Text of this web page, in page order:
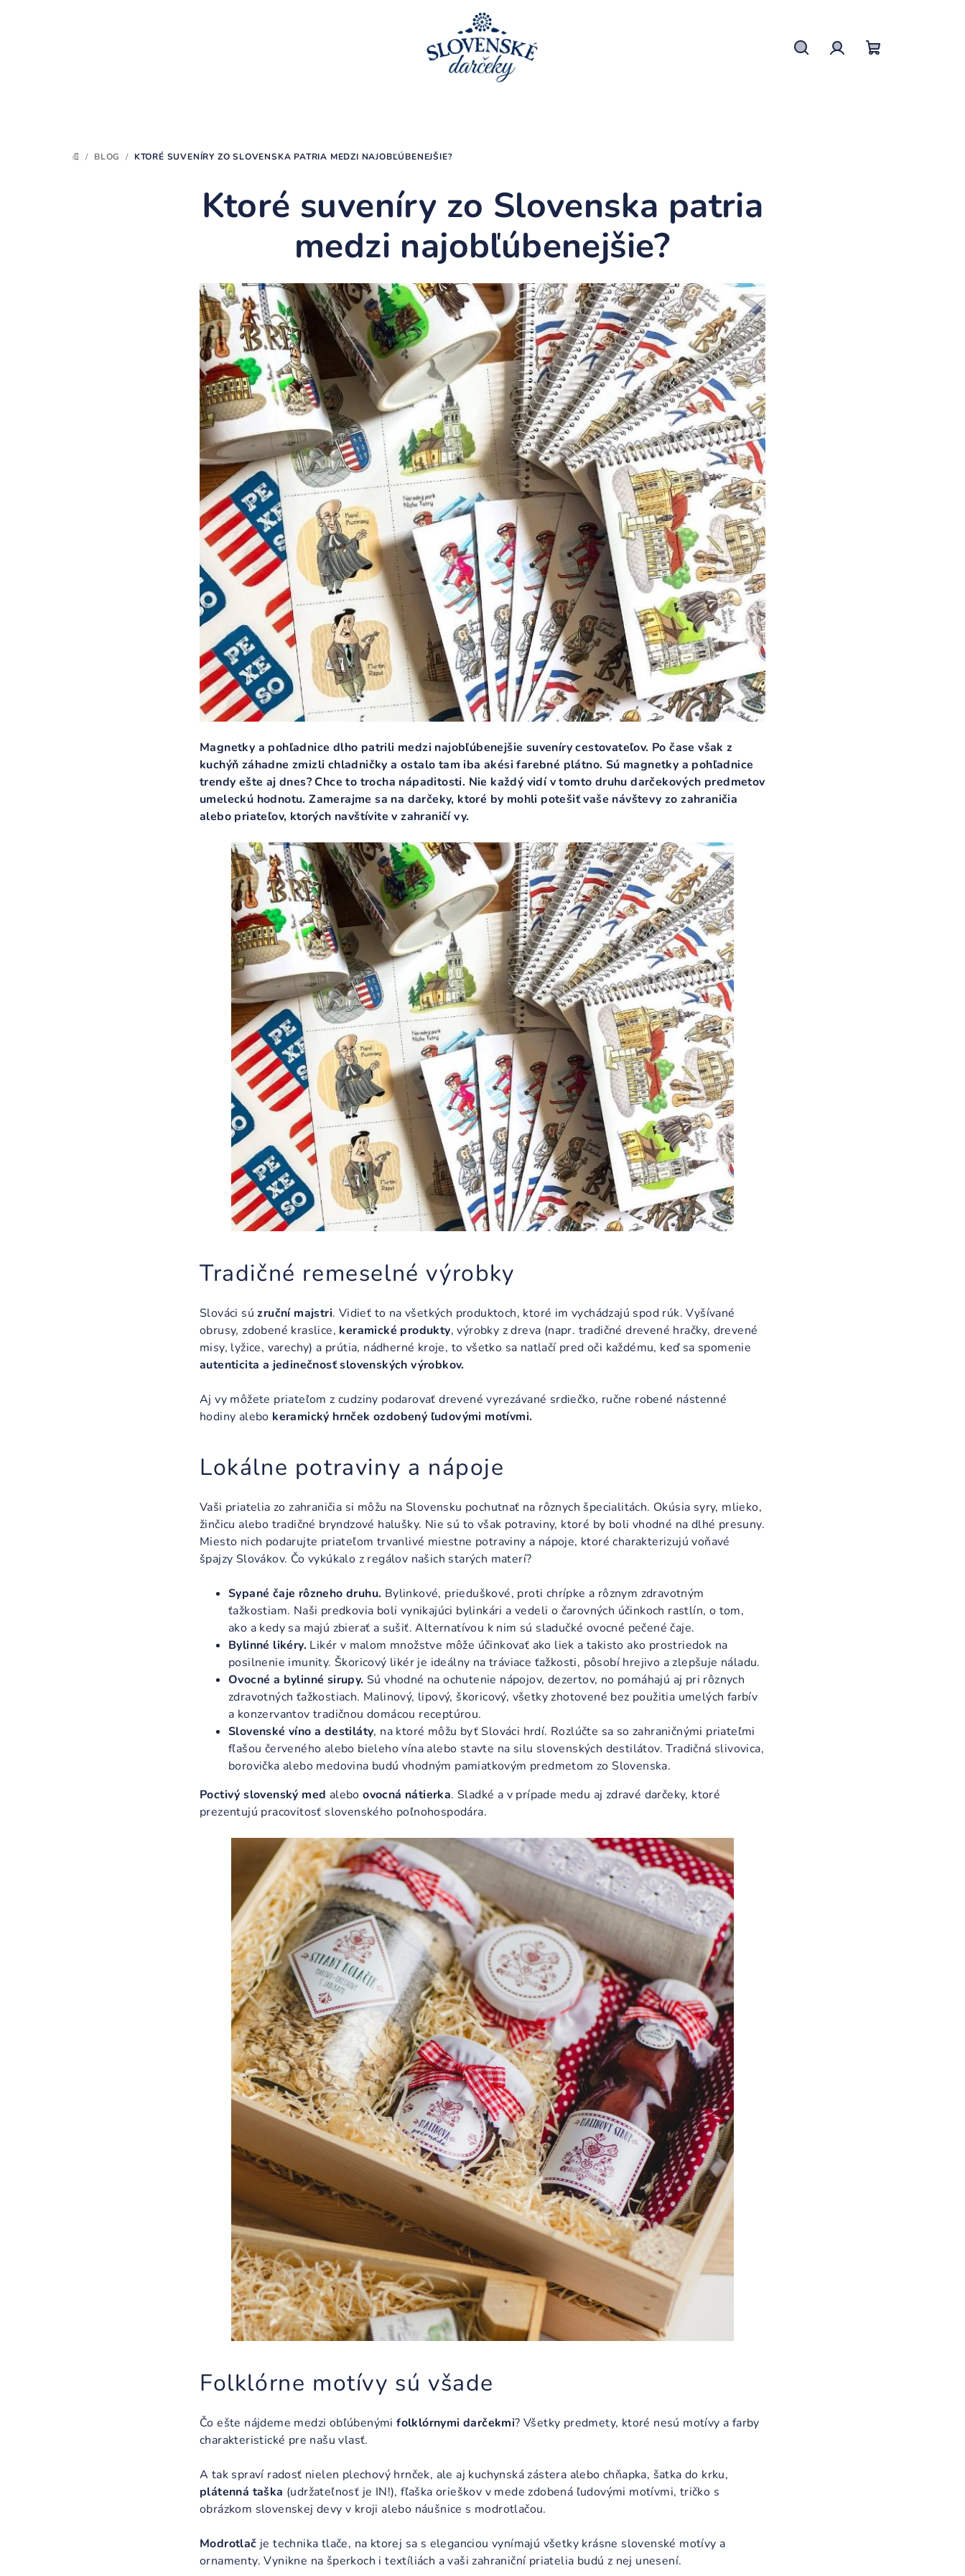
DOMOV
/ BLOG / KTORÉ SUVENÍRY ZO SLOVENSKA PATRIA MEDZI NAJOBĽÚBENEJŠIE?
Ktoré suveníry zo Slovenska patria
medzi najobľúbenejšie?
Magnetky a pohľadnice dlho patrili medzi najobľúbenejšie suveníry cestovateľov. Po čase však z
kuchýň záhadne zmizli chladničky a ostalo tam iba akési farebné plátno. Sú magnetky a pohľadnice
trendy ešte aj dnes? Chce to trocha nápaditosti. Nie každý vidí v tomto druhu darčekových predmetov
umeleckú hodnotu. Zamerajme sa na darčeky, ktoré by mohli potešiť vaše návštevy zo zahraničia
alebo priateľov, ktorých navštívite v zahraničí vy.
Tradičné remeselné výrobky
Slováci súzruční majstri. Vidieť to na všetkých produktoch, ktoré im vychádzajú spod rúk. Vyšívané
obrusy, zdobené kraslice, keramické produkty, výrobky z dreva (napr. tradičné drevené hračky, drevené
misy, lyžice, varechy) a prútia, nádherné kroje, to všetko sa natlačí pred oči každému, keď sa spomenie
autenticita a jedinečnosť slovenských výrobkov.
Aj vy môžete priateľom z cudziny podarovať drevené vyrezávané srdiečko, ručne robené nástenné
hodiny alebo keramický hrnček ozdobený ľudovými motívmi.
Lokálne potraviny a nápoje
Vaši priatelia zo zahraničia si môžu na Slovensku pochutnať na rôznych špecialitách. Okúsia syry, mlieko,
žinčicu alebo tradičné bryndzové halušky. Nie sú to však potraviny, ktoré by boli vhodné na dlhé presuny.
Miesto nich podarujte priateľom trvanlivé miestne potraviny a nápoje, ktoré charakterizujú voňavé
špajzy Slovákov. Čo vykúkalo z regálov našich starých materí?
Sypané čaje rôzneho druhu. Bylinkové, prieduškové, proti chrípke a rôznym zdravotným
ťažkostiam. Naši predkovia boli vynikajúci bylinkári a vedeli o čarovných účinkoch rastlín, o tom,
ako a kedy sa majú zbierať a sušiť. Alternatívou k nim sú sladučké ovocné pečené čaje.
Bylinné likéry. Likér v malom množstve môže účinkovať ako liek a takisto ako prostriedok na
posilnenie imunity. Škoricový likér je ideálny na tráviace ťažkosti, pôsobí hrejivo a zlepšuje náladu.
Ovocné a bylinné sirupy. Sú vhodné na ochutenie nápojov, dezertov, no pomáhajú aj pri rôznych
zdravotných ťažkostiach. Malinový, lipový, škoricový, všetky zhotovené bez použitia umelých farbív
a konzervantov tradičnou domácou receptúrou.
Slovenské víno a destiláty, na ktoré môžu byť Slováci hrdí. Rozlúčte sa so zahraničnými priateľmi
fľašou červeného alebo bieleho vína alebo stavte na silu slovenských destilátov. Tradičná slivovica,
borovička alebo medovina budú vhodným pamiatkovým predmetom zo Slovenska.
Poctivý slovenský med aleboovocná nátierka. Sladké a v prípade medu aj zdravé darčeky, ktoré
prezentujú pracovitosť slovenského poľnohospodára.
Folklórne motívy sú všade
Čo ešte nájdeme medzi obľúbenýmifolklórnymi darčekmi? Všetky predmety, ktoré nesú motívy a farby
charakteristické pre našu vlasť.
A tak spraví radosť nielen plechový hrnček, ale aj kuchynská zástera alebo chňapka, šatka do krku,
plátenná taška (udržateľnosť je IN!), fľaška orieškov v mede zdobená ľudovými motívmi, tričko s
obrázkom slovenskej devy v kroji alebo náušnice s modrotlačou.
Modrotlač je technika tlače, na ktorej sa s eleganciou vynímajú všetky krásne slovenské motívy a
ornamenty. Vynikne na šperkoch i textíliách a vaši zahraniční priatelia budú z nej unesení.